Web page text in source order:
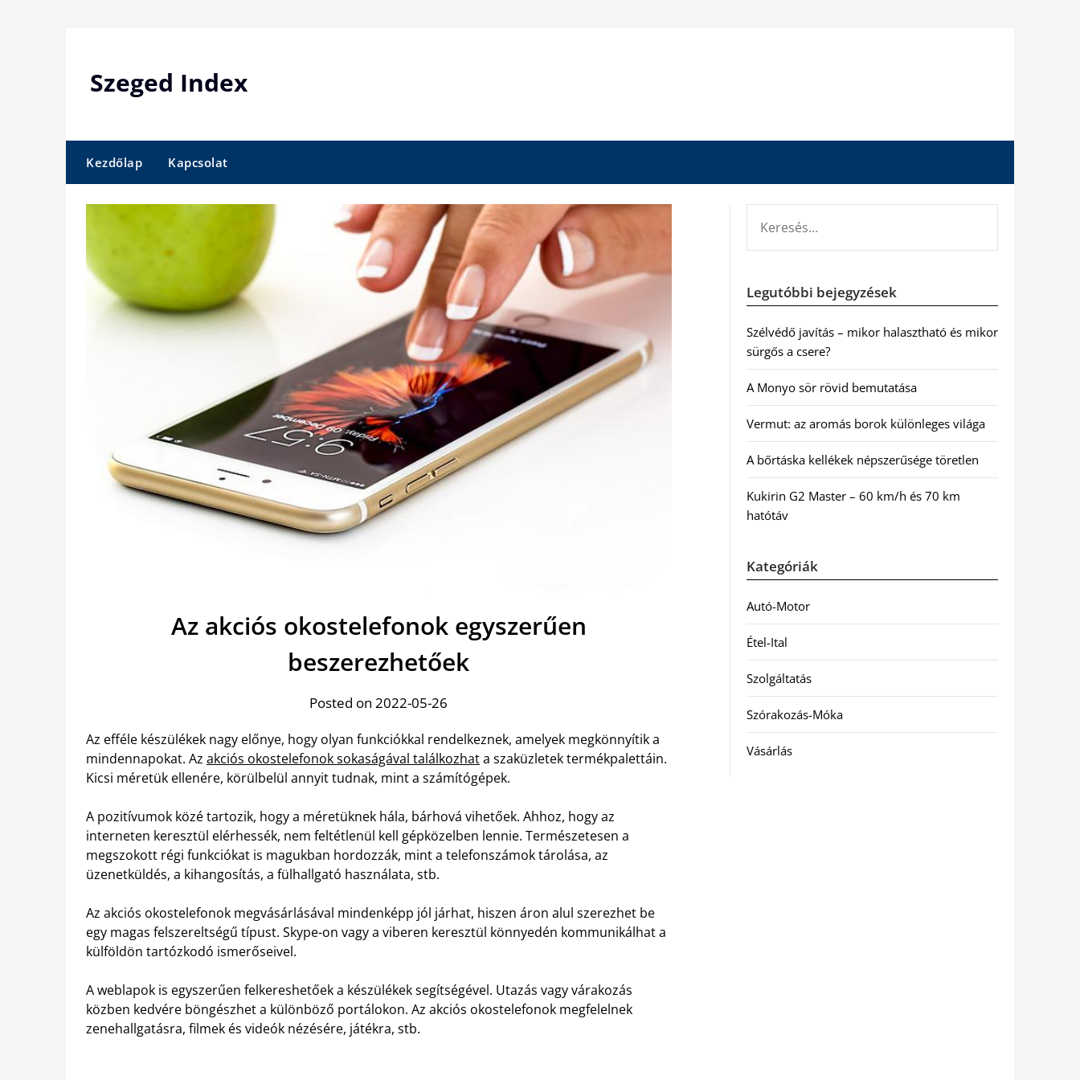
Szeged Index
Kezdőlap Kapcsolat
Az akciós okostelefonok egyszerűen
beszerezhetőek
Posted on 2022-05-26
Az efféle készülékek nagy előnye, hogy olyan funkciókkal rendelkeznek, amelyek megkönnyítik a
mindennapokat. Az akciós okostelefonok sokaságával találkozhata szaküzletek termékpalettáin.
Kicsi méretük ellenére, körülbelül annyit tudnak, mint a számítógépek.
A pozitívumok közé tartozik, hogy a méretüknek hála, bárhová vihetőek. Ahhoz, hogy az
interneten keresztül elérhessék, nem feltétlenül kell gépközelben lennie. Természetesen a
megszokott régi funkciókat is magukban hordozzák, mint a telefonszámok tárolása, az
üzenetküldés, a kihangosítás, a fülhallgató használata, stb.
Az akciós okostelefonok megvásárlásával mindenképp jól járhat, hiszen áron alul szerezhet be
egy magas felszereltségű típust. Skype-on vagy a viberen keresztül könnyedén kommunikálhat a
külföldön tartózkodó ismerőseivel.
A weblapok is egyszerűen felkereshetőek a készülékek segítségével. Utazás vagy várakozás
közben kedvére böngészhet a különböző portálokon. Az akciós okostelefonok megfelelnek
zenehallgatásra, filmek és videók nézésére, játékra, stb.
Legutóbbi bejegyzések
Szélvédő javítás – mikor halasztható és mikor
sürgős a csere?
A Monyo sör rövid bemutatása
Vermut: az aromás borok különleges világa
A bőrtáska kellékek népszerűsége töretlen
Kukirin G2 Master – 60 km/h és 70 km
hatótáv
Kategóriák
Autó-Motor
Étel-Ital
Szolgáltatás
Szórakozás-Móka
Vásárlás